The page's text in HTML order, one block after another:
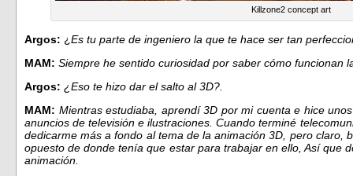
Killzone2 concept art
Argos: ¿Es tu parte de ingeniero la que te hace ser tan
MAM: Siempre he sentido curiosidad por saber cómo funcionan
Argos: ¿Eso te hizo dar el salto al 3D?.
MAM: Mientras estudiaba, aprendí 3D por mi cuenta e hice
anuncios de televisión e ilustraciones. Cuando terminé
dedicarme más a fondo al tema de la animación 3D, pero claro,
opuesto de donde tenía que estar para trabajar en ello, Así que
animación.